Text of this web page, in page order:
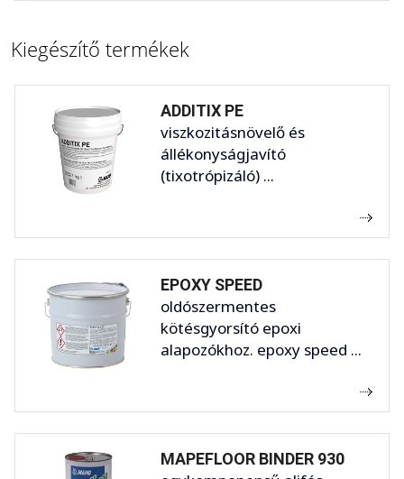
Kiegészítő termékek
ADDITIX PE
viszkozitásnövelő és
állékonyságjavító
(tixotrópizáló) ...
EPOXY SPEED
oldószermentes
kötésgyorsító epoxi
alapozókhoz. epoxy speed ...
MAPEFLOOR BINDER 930